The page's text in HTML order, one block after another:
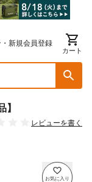
・新規会員登録
カート
】
レビューを書く